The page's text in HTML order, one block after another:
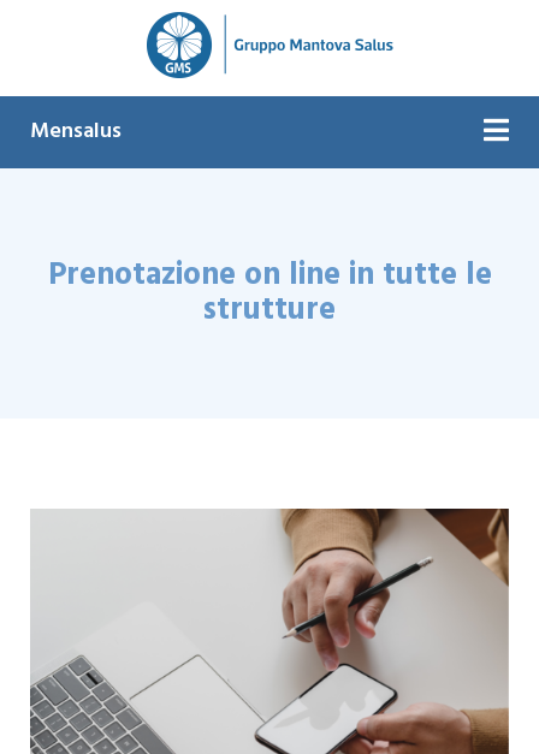
Mensalus
Prenotazione on line in tutte le
strutture